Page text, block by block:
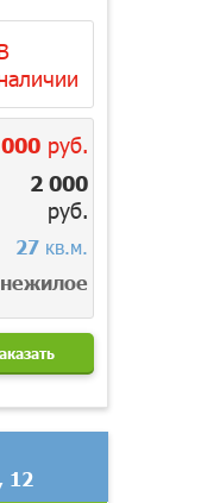
руб.
2 000
руб.
27кв.м.
нежилое
12